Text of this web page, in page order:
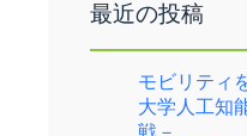
最近の投稿
モビリティ
大学人工知
戦－